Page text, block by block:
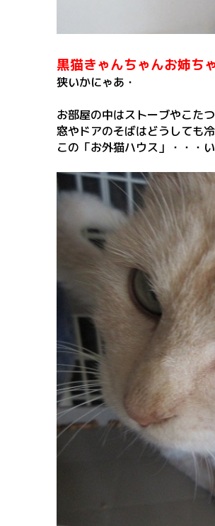
黒猫きゃんちゃんお姉ち
狭いかにゃあ・
お部屋の中はストーブやこた
窓やドアのそばはどうしても
この「お外猫ハウス」・・・